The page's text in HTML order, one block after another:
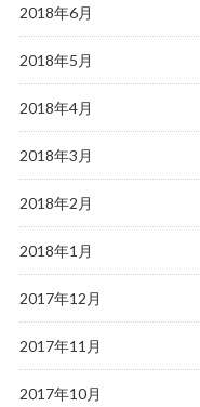
2018年6月
2018年5月
2018年4月
2018年3月
2018年2月
2018年1月
2017年12月
2017年11月
2017年10月